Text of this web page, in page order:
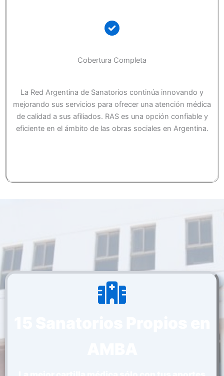
Cobertura Completa
La Red Argentina de Sanatorios continúa innovando y
mejorando sus servicios para ofrecer una atención médica
de calidad a sus afiliados. RAS es una opción confiable y
eficiente en el ámbito de las obras sociales en Argentina.